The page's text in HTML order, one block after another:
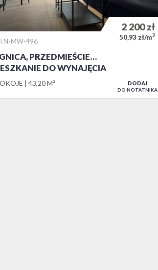
MW-496
PRZEDMIEŚCIE…
DO WYNAJĘCIA
43,20 M²
2 200zł
50,93 zł/m2
DODAJ
DO NOTATNIKA